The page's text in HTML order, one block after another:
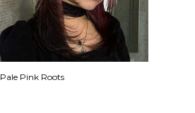
Pale Pink Roots